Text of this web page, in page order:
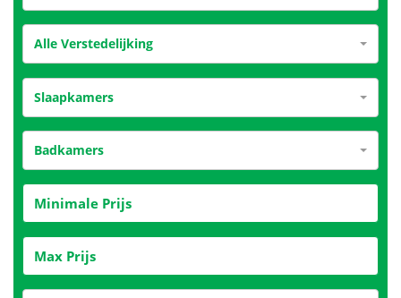
Alle Verstedelijking
Slaapkamers
Badkamers